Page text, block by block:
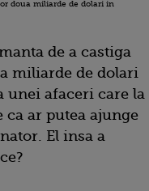
de a castiga
miliarde de dolari
unei afaceri care la
ar putea ajunge
El insa a